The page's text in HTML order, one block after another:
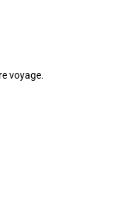
voyage.